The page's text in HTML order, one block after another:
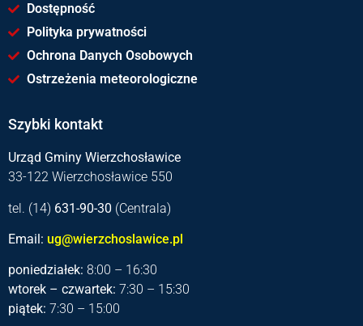
Dostępność
Polityka prywatności
Ochrona Danych Osobowych
Ostrzeżenia meteorologiczne
Szybki kontakt
Urząd Gminy Wierzchosławice
33-122 Wierzchosławice 550
tel. (14) 631-90-30 (Centrala)
Email: ug@wierzchoslawice.pl
poniedziałek: 8:00 – 16:30
wtorek – czwartek: 7:30 – 15:30
piątek: 7:30 – 15:00